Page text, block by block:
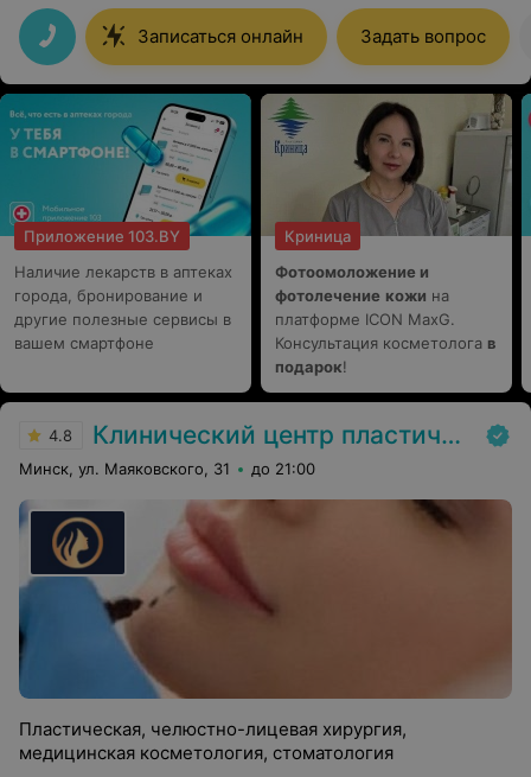
ксантелазмы, я долго искала как их можно удалить. Как
и каждой девочке хотелось все сделать красиво и
безболезненно. Провидение познакомило меня с
Региной Николаевной. Это настоящий профессионал,
знающий своё дело на "отлично": полный осмотр,
дерматоскопия с четкими описаниями, информация по
всем интересующим вопросам с детальным и
понятным пояснением. В ходе нашего сотрудничества
удалила не только ксантелазмы на веках, но и все
лишние образования на лице и теле. Регина
Николаевна - врач, который вызывает доверие!!!
Записаться онлайн Задать вопрос
Приложение 103.BY
Наличие лекарств в аптеках
города, бронирование и
другие полезные сервисы в
вашем смартфоне
Криница
Фотоомоложение и
фотолечение кожи на
платформе ICON MaxG.
Консультация косметолога в
подарок!
4.8 Клинический центр пластической хирургии и медицинской косметологии
Минск, ул. Маяковского, 31 до 21:00
Пластическая, челюстно-лицевая хирургия,
медицинская косметология, стоматология